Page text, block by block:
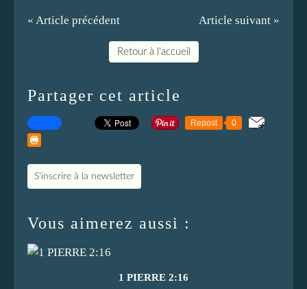
« Article précédent Article suivant »
Retour à l'accueil
Partager cet article
Repost 0
S'inscrire à la newsletter
Vous aimerez aussi :
1 PIERRE 2:16